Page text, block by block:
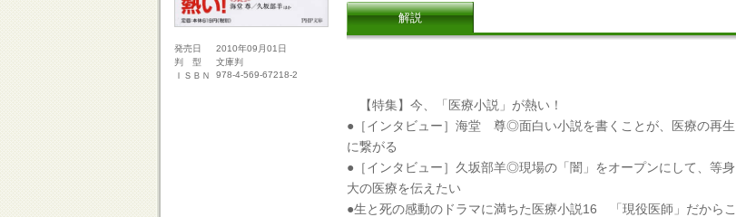
発売日
2010年09月01日
判 型
文庫判
ＩＳＢＮ
978-4-569-67218-2
解説
【特集】今、「医療小説」が熱い！
●［インタビュー］海堂 尊◎面白い小説を書くことが、医療の再生
に繋がる
●［インタビュー］久坂部羊◎現場の「闇」をオープンにして、等身
大の医療を伝えたい
●生と死の感動のドラマに満ちた医療小説16 「現役医師」だからこ